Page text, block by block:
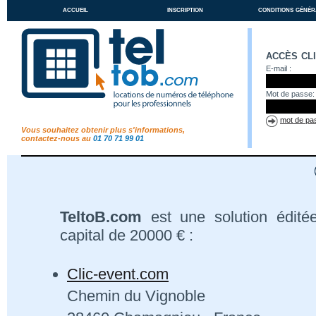
accueil inscription conditions
Vous souhaitez obtenir plus s'informations,
contactez-nous au 01 70 71 99 01
accès
E-mail :
Mot de passe:
mot de
TeltoB.com est une solution
capital de 20000 € :
Clic-event.com
Chemin du Vignoble